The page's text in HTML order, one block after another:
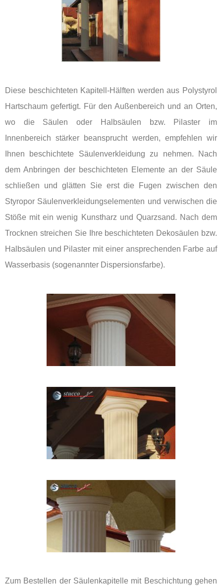
Diese beschichteten Kapitell-Hälften werden aus Polystyrol
Hartschaum gefertigt. Für den Außenbereich und an Orten,
wo die Säulen oder Halbsäulen bzw. Pilaster im
Innenbereich stärker beansprucht werden, empfehlen wir
Ihnen beschichtete Säulenverkleidung zu nehmen. Nach
dem Anbringen der beschichteten Elemente an der Säule
schließen und glätten Sie erst die Fugen zwischen den
Styropor Säulenverkleidungselementen und verwischen die
Stöße mit ein wenig Kunstharz und Quarzsand. Nach dem
Trocknen streichen Sie Ihre beschichteten Dekosäulen bzw.
Halbsäulen und Pilaster mit einer ansprechenden Farbe auf
Wasserbasis (sogenannter Dispersionsfarbe).
Zum Bestellen der Säulenkapitelle mit Beschichtung gehen